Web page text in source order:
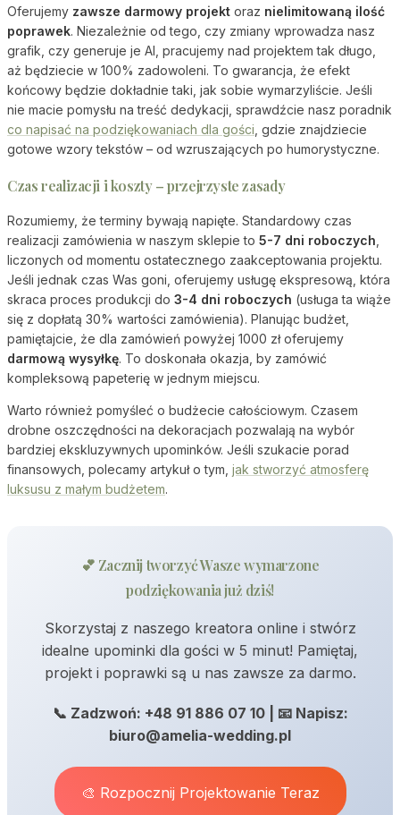
Oferujemy zawsze darmowy projekt oraz nielimitowaną ilość
poprawek. Niezależnie od tego, czy zmiany wprowadza nasz
grafik, czy generuje je AI, pracujemy nad projektem tak długo,
aż będziecie w 100% zadowoleni. To gwarancja, że efekt
końcowy będzie dokładnie taki, jak sobie wymarzyliście. Jeśli
nie macie pomysłu na treść dedykacji, sprawdźcie nasz poradnik
co napisać na podziękowaniach dla gości , gdzie znajdziecie
gotowe wzory tekstów – od wzruszających po humorystyczne.
Czas realizacji i koszty – przejrzyste zasady
Rozumiemy, że terminy bywają napięte. Standardowy czas
realizacji zamówienia w naszym sklepie to 5-7 dni roboczych
liczonych od momentu ostatecznego zaakceptowania projektu.
Jeśli jednak czas Was goni, oferujemy usługę ekspresową, która
skraca proces produkcji do 3-4 dni roboczych (usługa ta wiąże
się z dopłatą 30% wartości zamówienia). Planując budżet,
pamiętajcie, że dla zamówień powyżej 1000 zł oferujemy
darmową wysyłkę. To doskonała okazja, by zamówić
kompleksową papeterię w jednym miejscu.
Warto również pomyśleć o budżecie całościowym. Czasem
drobne oszczędności na dekoracjach pozwalają na wybór
bardziej ekskluzywnych upominków. Jeśli szukacie porad
finansowych, polecamy artykuł o tym, jak stworzyć atmosferę
luksusu z małym budżetem.
💕 Zacznij tworzyć Wasze wymarzone
podziękowania już dziś!
Skorzystaj z naszego kreatora online i stwórz
idealne upominki dla gości w 5 minut! Pamiętaj,
projekt i poprawki są u nas zawsze za darmo.
📞 Zadzwoń: +48 91 886 07 10 | 📧 Napisz:
biuro@amelia-wedding.pl
🎨 Rozpocznij Projektowanie Teraz